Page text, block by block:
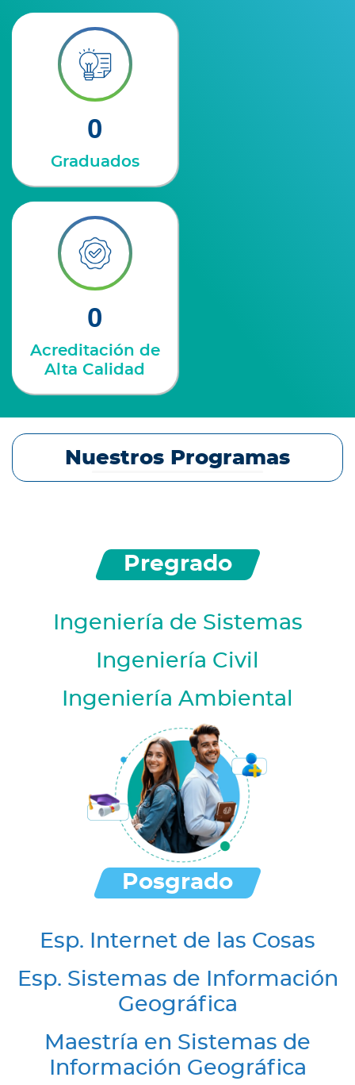
0
Graduados
0
Acreditación de
Alta Calidad
Nuestros Programas
Pregrado
Ingeniería de Sistemas
Ingeniería Civil
Ingeniería Ambiental
Posgrado
Esp. Internet de las Cosas
Esp. Sistemas de Información
Geográfica
Maestría en Sistemas de
Información Geográfica